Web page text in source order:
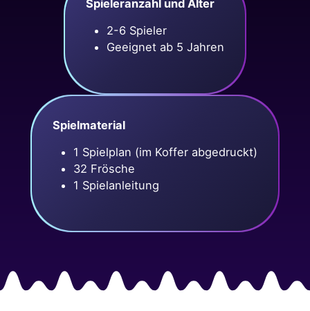
Spieleranzahl und Alter
2-6 Spieler
Geeignet ab 5 Jahren
Spielmaterial
1 Spielplan (im Koffer abgedruckt)
32 Frösche
1 Spielanleitung